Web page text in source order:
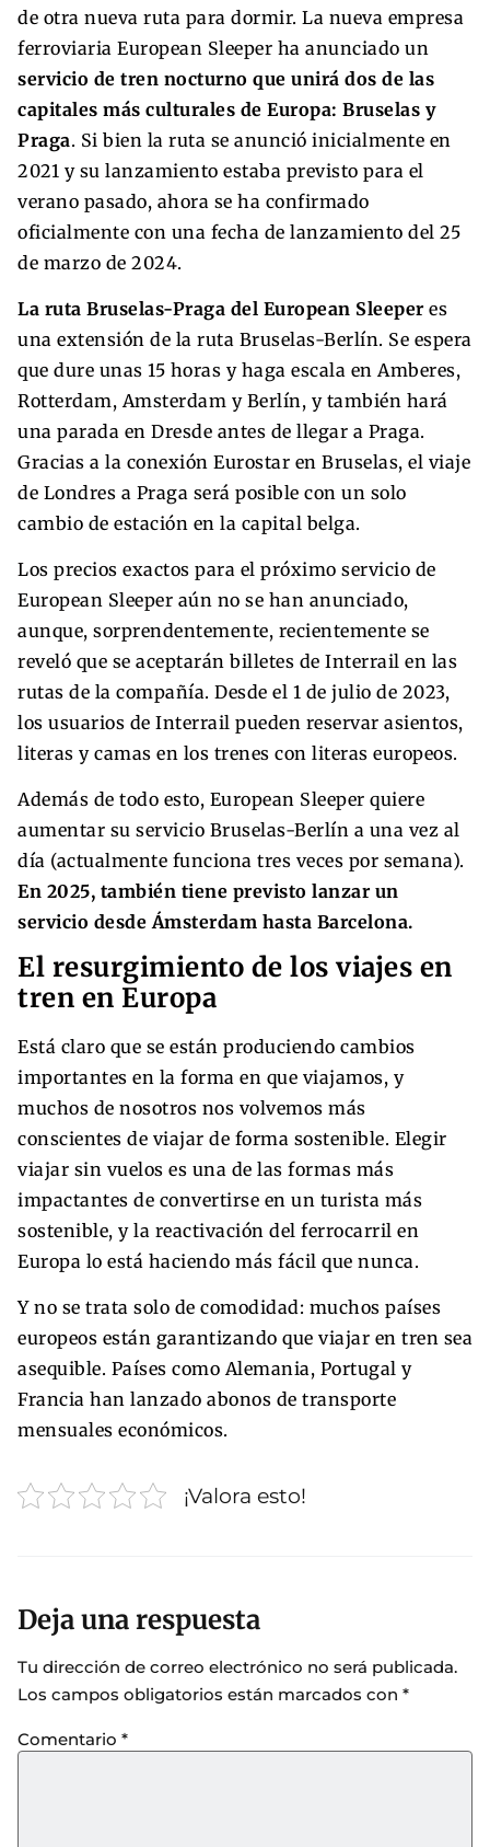
de otra nueva ruta para dormir. La nueva empresa
ferroviaria European Sleeper ha anunciado un
servicio de tren nocturno que unirá dos de las
capitales más culturales de Europa: Bruselas y
Praga. Si bien la ruta se anunció inicialmente en
2021 y su lanzamiento estaba previsto para el
verano pasado, ahora se ha confirmado
oficialmente con una fecha de lanzamiento del 25
de marzo de 2024.
La ruta Bruselas-Praga del European Sleeper es
una extensión de la ruta Bruselas-Berlín. Se espera
que dure unas 15 horas y haga escala en Amberes,
Rotterdam, Amsterdam y Berlín, y también hará
una parada en Dresde antes de llegar a Praga.
Gracias a la conexión Eurostar en Bruselas, el viaje
de Londres a Praga será posible con un solo
cambio de estación en la capital belga.
Los precios exactos para el próximo servicio de
European Sleeper aún no se han anunciado,
aunque, sorprendentemente, recientemente se
reveló que se aceptarán billetes de Interrail en las
rutas de la compañía. Desde el 1 de julio de 2023,
los usuarios de Interrail pueden reservar asientos,
literas y camas en los trenes con literas europeos.
Además de todo esto, European Sleeper quiere
aumentar su servicio Bruselas-Berlín a una vez al
día (actualmente funciona tres veces por semana).
En 2025, también tiene previsto lanzar un
servicio desde Ámsterdam hasta Barcelona.
El resurgimiento de los viajes en
tren en Europa
Está claro que se están produciendo cambios
importantes en la forma en que viajamos, y
muchos de nosotros nos volvemos más
conscientes de viajar de forma sostenible. Elegir
viajar sin vuelos es una de las formas más
impactantes de convertirse en un turista más
sostenible, y la reactivación del ferrocarril en
Europa lo está haciendo más fácil que nunca.
Y no se trata solo de comodidad: muchos países
europeos están garantizando que viajar en tren sea
asequible. Países como Alemania, Portugal y
Francia han lanzado abonos de transporte
mensuales económicos.
¡Valora esto!
Deja una respuesta
Tu dirección de correo electrónico no será publicada.
Los campos obligatorios están marcados con *
Comentario *